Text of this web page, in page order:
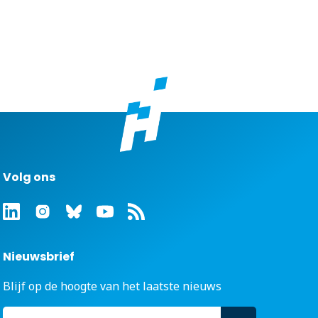
Volg ons
Nieuwsbrief
Blijf op de hoogte van het laatste nieuws